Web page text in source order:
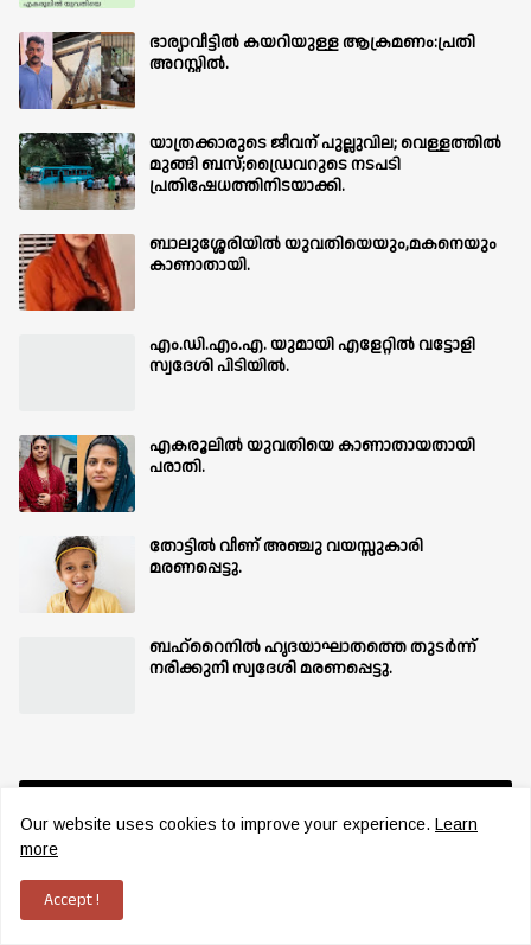
ഭാര്യാവീട്ടിൽ കയറിയുള്ള ആക്രമണം:പ്രതി
അറസ്റ്റിൽ.
യാത്രക്കാരുടെ ജീവന് പുല്ലുവില; വെള്ളത്തിൽ
മുങ്ങി ബസ്;ഡ്രൈവറുടെ നടപടി
പ്രതിഷേധത്തിനിടയാക്കി.
ബാലുശ്ശേരിയില്‍ യുവതിയെയും,മകനെയും
കാണാതായി.
എം.ഡി.എം.എ. യുമായി എളേറ്റിൽ വട്ടോളി
സ്വദേശി പിടിയിൽ.
എകരൂലിൽ യുവതിയെ കാണാതായതായി
പരാതി.
തോട്ടിൽ വീണ് അഞ്ചു വയസ്സുകാരി
മരണപ്പെട്ടു.
ബഹ്‌റൈനിൽ ഹൃദയാഘാതത്തെ തുടർന്ന്
നരിക്കുനി സ്വദേശി മരണപ്പെട്ടു.
Our website uses cookies to improve your experience. Learn
more
Accept !